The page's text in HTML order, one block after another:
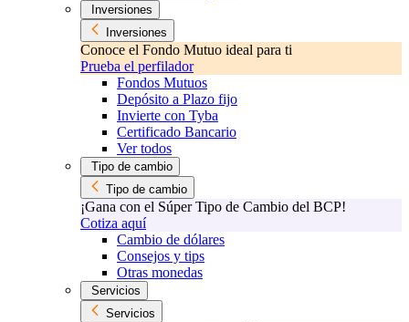
Inversiones
Inversiones
Conoce el Fondo Mutuo ideal para ti
Prueba el perfilador
Fondos Mutuos
Depósito a Plazo fijo
Invierte con Tyba
Certificado Bancario
Ver todos
Tipo de cambio
Tipo de cambio
¡Gana con el Súper Tipo de Cambio del BCP!
Cotiza aquí
Cambio de dólares
Consejos y tips
Otras monedas
Servicios
Servicios